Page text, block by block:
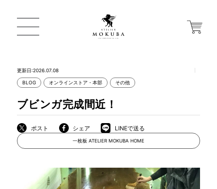
店舗から探す
更新日:2026.07.08
BLOG オンラインストア・本部 その他
ブビンガ完成間近！
ポスト シェア LINEで送る
一枚板 ATELIER MOKUBA HOME